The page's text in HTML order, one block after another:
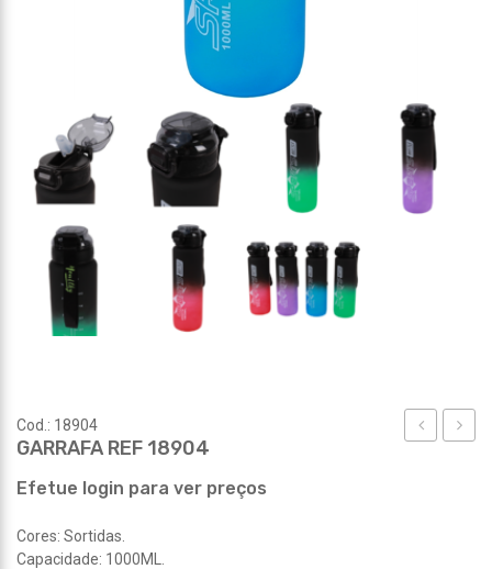
Cod.: 18904
GARRAFA REF 18904
Efetue login para ver preços
Cores: Sortidas.
Capacidade: 1000ML.